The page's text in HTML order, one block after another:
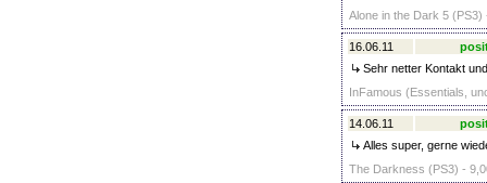
Alone in the Dark 5 (PS3)
16.06.11
Sehr netter Kontakt
InFamous (Essentials,
14.06.11
Alles super, gerne
The Darkness (PS3) -